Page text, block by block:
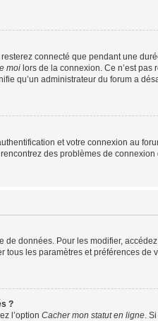
connecté que pendant une
moi lors de la connexion. Ce n’est
qu’un administrateur du forum a
et votre connexion au
des problèmes de
de données. Pour les modifier,
tous les paramètres et préférences de
?
l’option Cacher mon statut en ligne.